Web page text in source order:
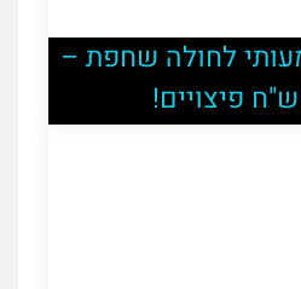
לחולה שחפת –